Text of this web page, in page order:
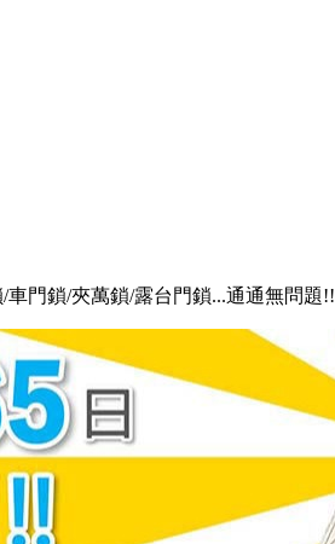
車門鎖/夾萬鎖/露台門鎖...通通無問題!!